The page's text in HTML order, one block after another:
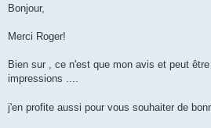
s
g
Bonjour,
Merci Roger!
Bien sur , ce n'est que mon avis et peut
impressions ....
j'en profite aussi pour vous souhaiter de